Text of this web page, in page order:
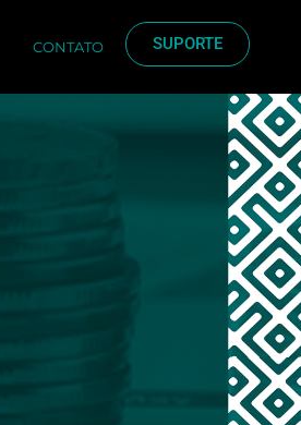
CONTATO SUPORTE